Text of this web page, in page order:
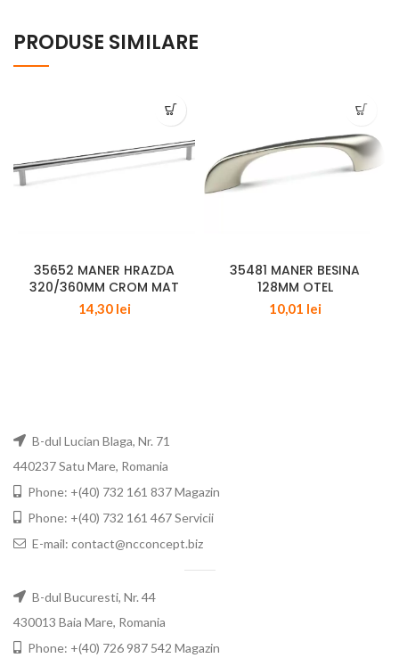
PRODUSE SIMILARE
35652 MANER HRAZDA
320/360MM CROM MAT
14,30 lei
35481 MANER BESINA
128MM OTEL
10,01 lei
B-dul Lucian Blaga, Nr. 71
440237 Satu Mare, Romania
Phone: +(40) 732 161 837 Magazin
Phone: +(40) 732 161 467 Servicii
E-mail: contact@ncconcept.biz
B-dul Bucuresti, Nr. 44
430013 Baia Mare, Romania
Phone: +(40) 726 987 542 Magazin